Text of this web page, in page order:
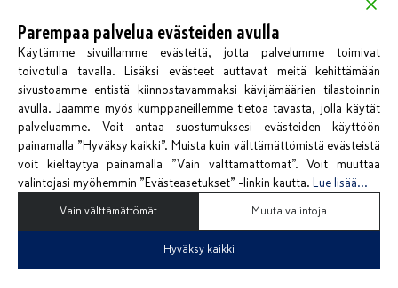
Katso kaikki yhteystiedot
Jätä palautetta
Kirjaudu Kauppiassivuille
Parempaa palvelua evästeiden avulla
Käytämme sivuillamme evästeitä, jotta palvelumme toimivat
toivotulla tavalla. Lisäksi evästeet auttavat meitä kehittämään
sivustoamme entistä kiinnostavammaksi kävijämäärien tilastoinnin
avulla. Jaamme myös kumppaneillemme tietoa tavasta, jolla käytät
palveluamme. Voit antaa suostumuksesi evästeiden käyttöön
painamalla ”Hyväksy kaikki”. Muista kuin välttämättömistä evästeistä
voit kieltäytyä painamalla ”Vain välttämättömät”. Voit muuttaa
valintojasi myöhemmin ”Evästeasetukset” -linkin kautta. Lue lisää...
Vain välttämättömät Muuta valintoja
Hyväksy kaikki